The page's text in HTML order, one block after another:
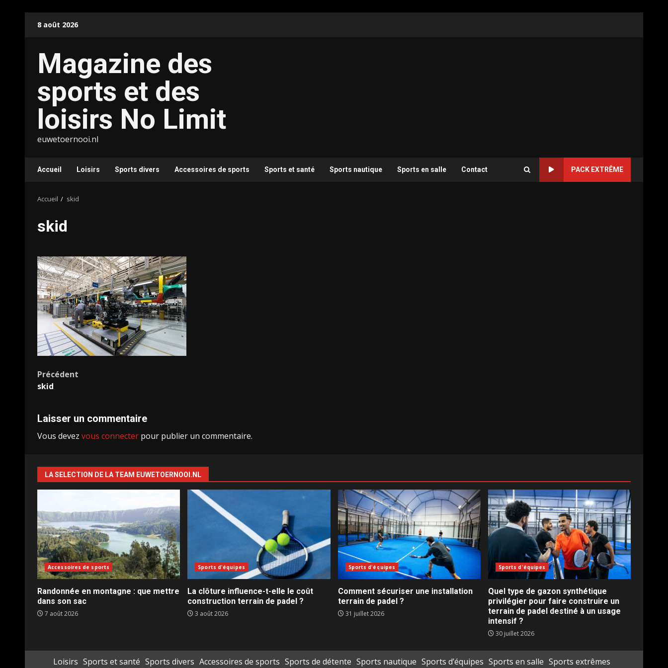
8 août 2026
Magazine des
sports et des
loisirs No Limit
euwetoernooi.nl
Accueil Loisirs Sports divers Accessoires de sports Sports et santé Sports nautique Sports en salle Contact PACK EXTRÊME
Accueil skid
skid
Navigation
Précédent
skid
Laisser un commentaire
Vous devez vous connecter pour publier un commentaire.
LA SELECTION DE LA TEAM EUWETOERNOOI.NL
Accessoires de sports
Randonnée en montagne : que mettre
dans son sac
7 août 2026
Sports d'équipes
La clôture influence-t-elle le coût
construction terrain de padel ?
3 août 2026
Sports d'équipes
Comment sécuriser une installation
terrain de padel ?
31 juillet 2026
Sports d'équipes
Quel type de gazon synthétique
privilégier pour faire construire un
terrain de padel destiné à un usage
intensif ?
30 juillet 2026
Loisirs Sports et santé Sports divers Accessoires de sports Sports de détente Sports nautique Sports d’équipes Sports en salle Sports extrêmes